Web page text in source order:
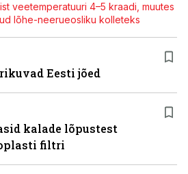
veetemperatuuri 4–5 kraadi, muutes
lõhe-neerueosliku kolleteks
Eesti jõed
kalade lõpustest
filtri